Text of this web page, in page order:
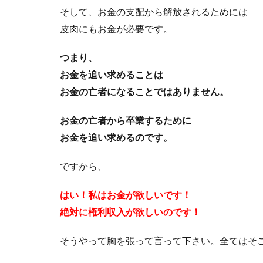
そして、お金の支配から解放されるためには
皮肉にもお金が必要です。
つまり、
お金を追い求めることは
お金の亡者になることではありません。
お金の亡者から卒業するために
お金を追い求めるのです。
ですから、
はい！私はお金が欲しいです！
絶対に権利収入が欲しいのです！
そうやって胸を張って言って下さい。全てはそ